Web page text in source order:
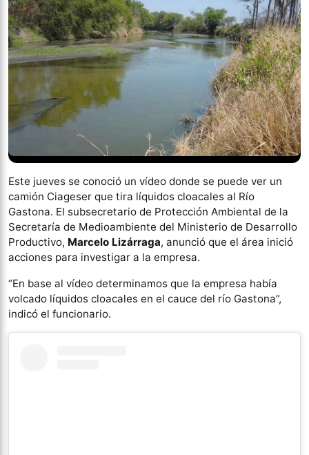
Este jueves se conoció un vídeo donde se puede ver un
camión Ciageser que tira líquidos cloacales al Río
Gastona. El subsecretario de Protección Ambiental de la
Secretaría de Medioambiente del Ministerio de Desarrollo
Productivo, Marcelo Lizárraga, anunció que el área inició
acciones para investigar a la empresa.
“En base al vídeo determinamos que la empresa había
volcado líquidos cloacales en el cauce del río Gastona”,
indicó el funcionario.